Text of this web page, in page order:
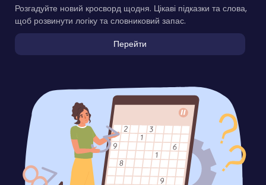
Розгадуйте новий кросворд щодня. Цікаві підказки та слова,
щоб розвинути логіку та словниковий запас.
Перейти